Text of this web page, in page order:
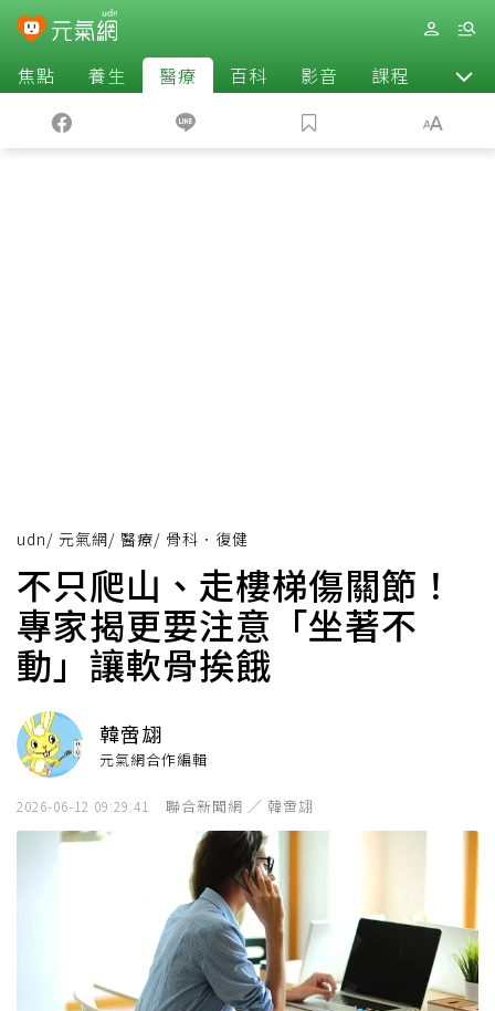
焦點 養生 醫療 百科 影音 課程 退休
udn/ 元氣網/ 醫療/ 骨科．復健
不只爬山、走樓梯傷關節！
專家揭更要注意「坐著不
動」讓軟骨挨餓
韓啻翃
元氣網合作編輯
2026-06-12 09:29:41 聯合新聞網 ／ 韓啻翃